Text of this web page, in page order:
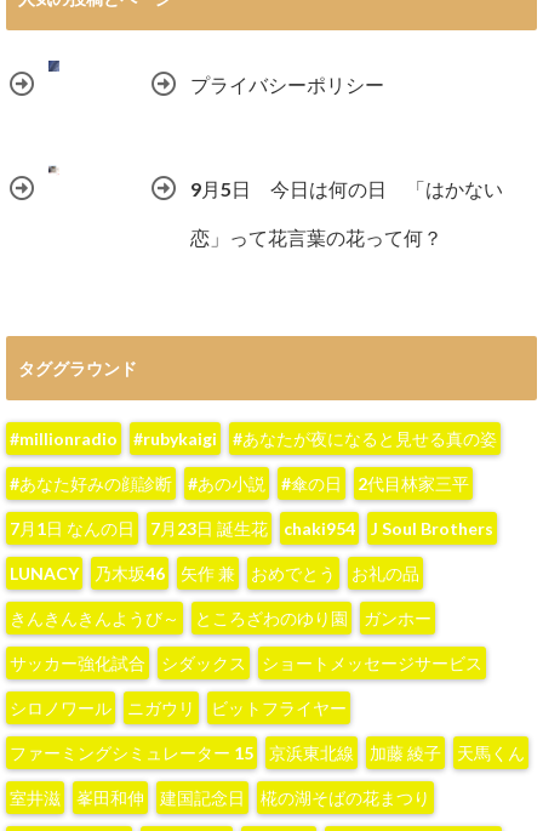
プライバシーポリシー
9月5日 今日は何の日 「はかない
恋」って花言葉の花って何？
タググラウンド
#millionradio #rubykaigi #あなたが夜になると見せる真の姿
#あなた好みの顔診断 #あの小説 #傘の日 2代目林家三平
7月1日 なんの日 7月23日 誕生花 chaki954 J Soul Brothers
LUNACY ‪乃木坂46‬ ‪矢作 兼‬ おめでとう お礼の品
きんきんきんようび～ ところざわのゆり園 ガンホー
サッカー強化試合 シダックス ショートメッセージサービス
シロノワール ニガウリ ビットフライヤー
ファーミングシミュレーター 15 京浜東北線 加藤 綾子‬ 天馬くん
室井滋 峯田和伸 建国記念日 椛の湖そばの花まつり